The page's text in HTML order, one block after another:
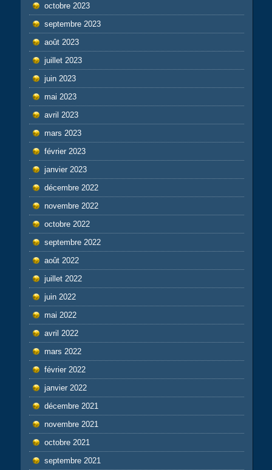
octobre 2023
septembre 2023
août 2023
juillet 2023
juin 2023
mai 2023
avril 2023
mars 2023
février 2023
janvier 2023
décembre 2022
novembre 2022
octobre 2022
septembre 2022
août 2022
juillet 2022
juin 2022
mai 2022
avril 2022
mars 2022
février 2022
janvier 2022
décembre 2021
novembre 2021
octobre 2021
septembre 2021